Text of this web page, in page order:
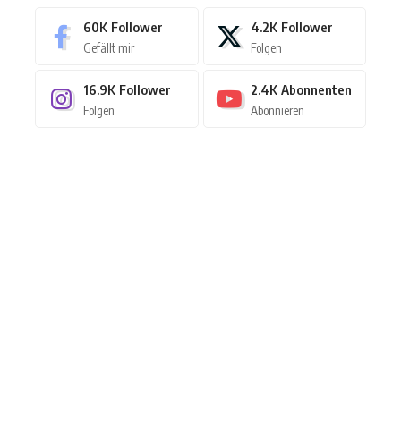
60K Follower
Gefällt mir
4.2K Follower
Folgen
16.9K Follower
Folgen
2.4K Abonnenten
Abonnieren